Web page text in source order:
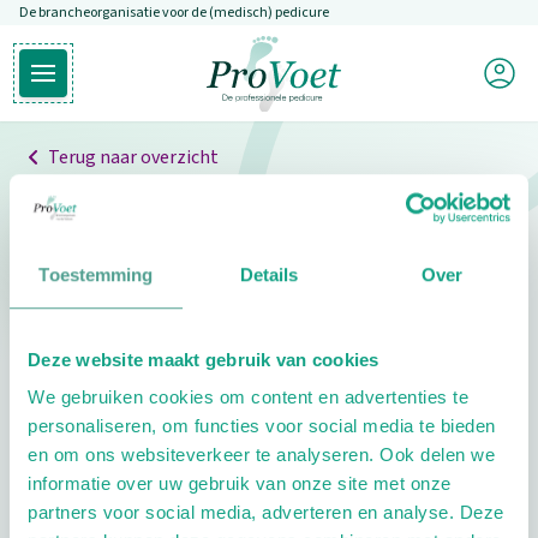
Toestemming Details Over
Deze website maakt gebruik van cookies
We gebruiken cookies om content en advertenties te
personaliseren, om functies voor social media te bieden
en om ons websiteverkeer te analyseren. Ook delen we
informatie over uw gebruik van onze site met onze
partners voor social media, adverteren en analyse. Deze
Overslaan en naar de inhoud gaan
De brancheorganisatie voor de (medisch) pedicure
Open hoofdmenu
Ga naar de homepagina
Mijn
Terug naar overzicht
Professionals
Pedicure niet gevonden
pedicure.